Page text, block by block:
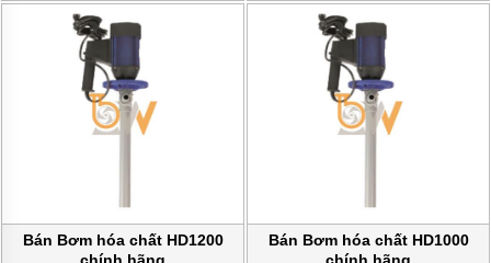
BÙN
PHẨM
Bán Bơm hóa chất HD1200
Bán Bơm hóa chất HD1000